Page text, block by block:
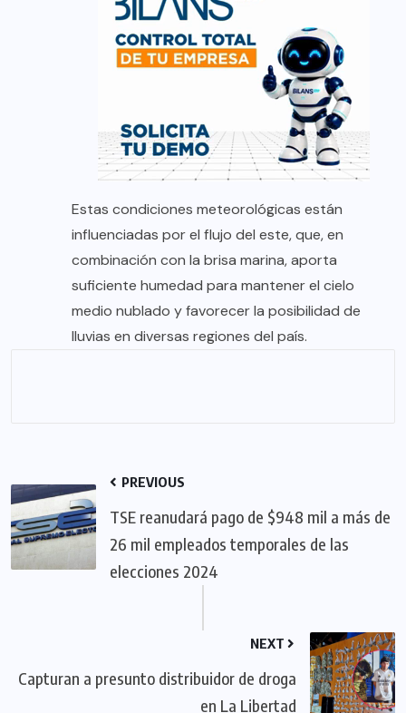
Estas condiciones meteorológicas están
influenciadas por el flujo del este, que, en
combinación con la brisa marina, aporta
suficiente humedad para mantener el cielo
medio nublado y favorecer la posibilidad de
lluvias en diversas regiones del país.
PREVIOUS
TSE reanudará pago de $948 mil a más de
26 mil empleados temporales de las
elecciones 2024
NEXT
Capturan a presunto distribuidor de droga
en La Libertad